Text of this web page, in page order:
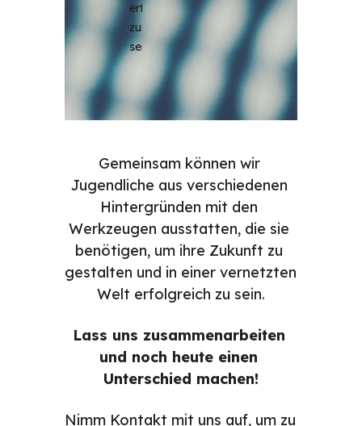
erfolgreich
zu
sein.
Gemeinsam können wir
Jugendliche aus verschiedenen
Hintergründen mit den
Werkzeugen ausstatten, die sie
benötigen, um ihre Zukunft zu
gestalten und in einer vernetzten
Welt erfolgreich zu sein.
Lass uns zusammenarbeiten
und noch heute einen
Unterschied machen!
Nimm Kontakt mit uns auf, um zu